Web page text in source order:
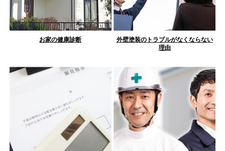
お家の健康診断
外壁塗装のトラブルがなくならない
理由